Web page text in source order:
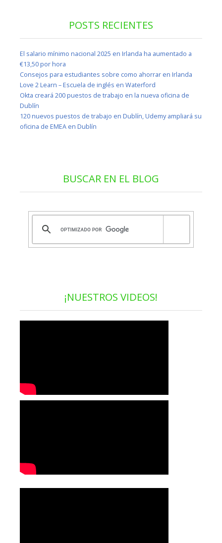
POSTS RECIENTES
El salario mínimo nacional 2025 en Irlanda ha aumentado a
€13,50 por hora
Consejos para estudiantes sobre como ahorrar en Irlanda
Love 2 Learn – Escuela de inglés en Waterford
Okta creará 200 puestos de trabajo en la nueva oficina de
Dublín
120 nuevos puestos de trabajo en Dublín, Udemy ampliará su
oficina de EMEA en Dublín
BUSCAR EN EL BLOG
¡NUESTROS VIDEOS!